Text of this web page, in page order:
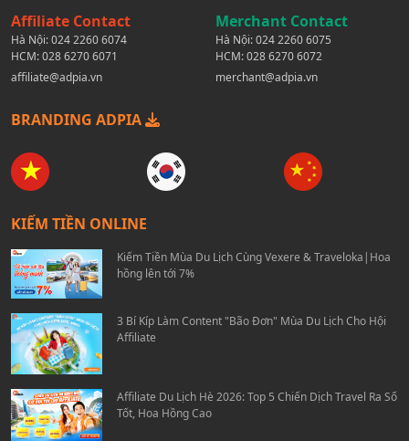
Affiliate Contact
Hà Nội:024 2260 6074
HCM:028 6270 6071
affiliate@adpia.vn
Merchant Contact
Hà Nội:024 2260 6075
HCM:028 6270 6072
merchant@adpia.vn
BRANDING ADPIA
KIẾM TIỀN ONLINE
Kiếm Tiền Mùa Du Lịch Cùng Vexere & Traveloka|Hoa
hồng lên tới 7%
3 Bí Kíp Làm Content "Bão Đơn" Mùa Du Lịch Cho Hội
Affiliate
Affiliate Du Lịch Hè 2026: Top 5 Chiến Dịch Travel Ra Số
Tốt, Hoa Hồng Cao